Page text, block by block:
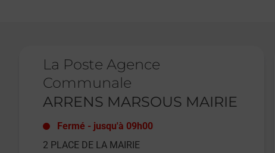
La Poste Agence
Communale
ARRENS MARSOUS MAIRIE
Fermé - jusqu'à 09h00
2 PLACE DE LA MAIRIE